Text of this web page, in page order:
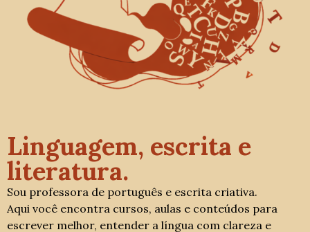
Linguagem, escrita e
literatura.
Sou professora de português e escrita criativa.
Aqui você encontra cursos, aulas e conteúdos para
escrever melhor, entender a língua com clareza e